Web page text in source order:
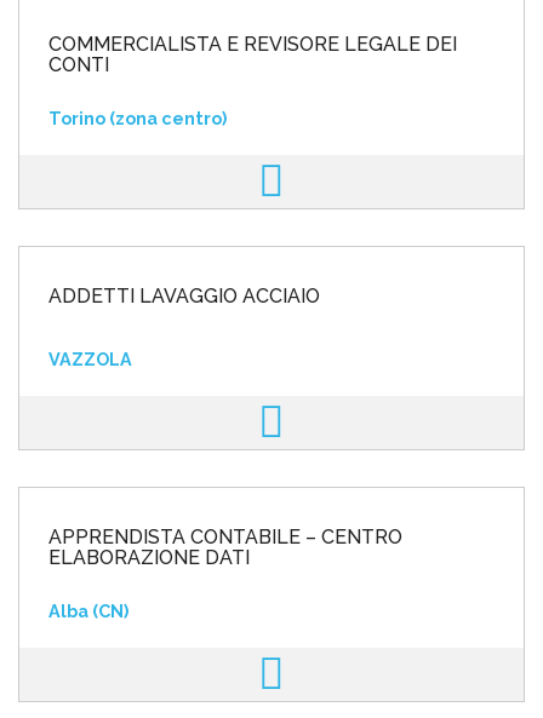
COMMERCIALISTA E REVISORE LEGALE DEI
CONTI
Torino (zona centro)
ADDETTI LAVAGGIO ACCIAIO
VAZZOLA
APPRENDISTA CONTABILE – CENTRO
ELABORAZIONE DATI
Alba (CN)